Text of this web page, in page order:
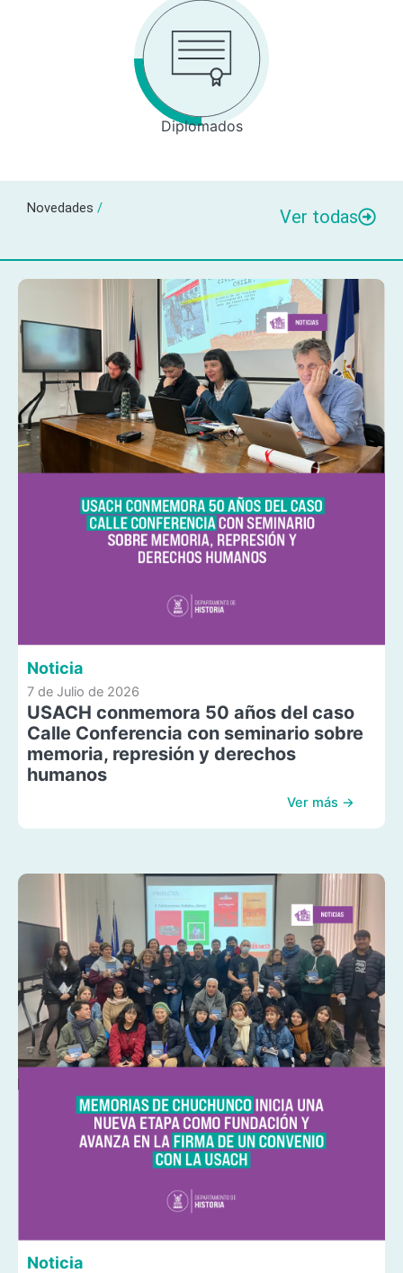
Diplomados
Novedades / Ver todas
Noticia
7 de Julio de 2026
USACH conmemora 50 años del caso
Calle Conferencia con seminario sobre
memoria, represión y derechos
humanos
Ver más →
Noticia